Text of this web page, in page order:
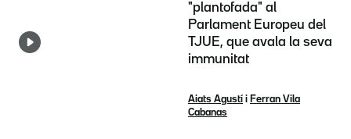
"plantofada" al
Parlament Europeu del
TJUE, que avala la seva
immunitat
Aiats Agustí i Ferran Vila
Cabanas